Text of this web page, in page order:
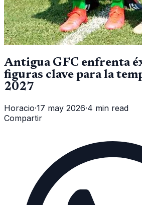
Antigua GFC enfrenta
figuras clave para la
2027
Horacio·17 may 2026·4 min read
Compartir